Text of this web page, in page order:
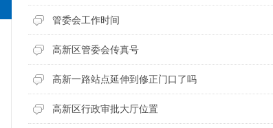
管委会工作时间
高新区管委会传真号
高新一路站点延伸到修正门口了吗
高新区行政审批大厅位置